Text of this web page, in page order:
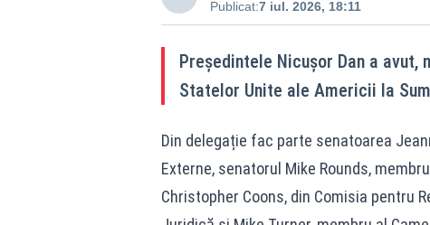
Publicat:7 iul. 2026, 18:11
Președintele Nicușor Dan a
Statelor Unite ale Americii la
Din delegație fac parte senatoarea
Externe, senatorul Mike Rounds,
Christopher Coons, din Comisia pentru